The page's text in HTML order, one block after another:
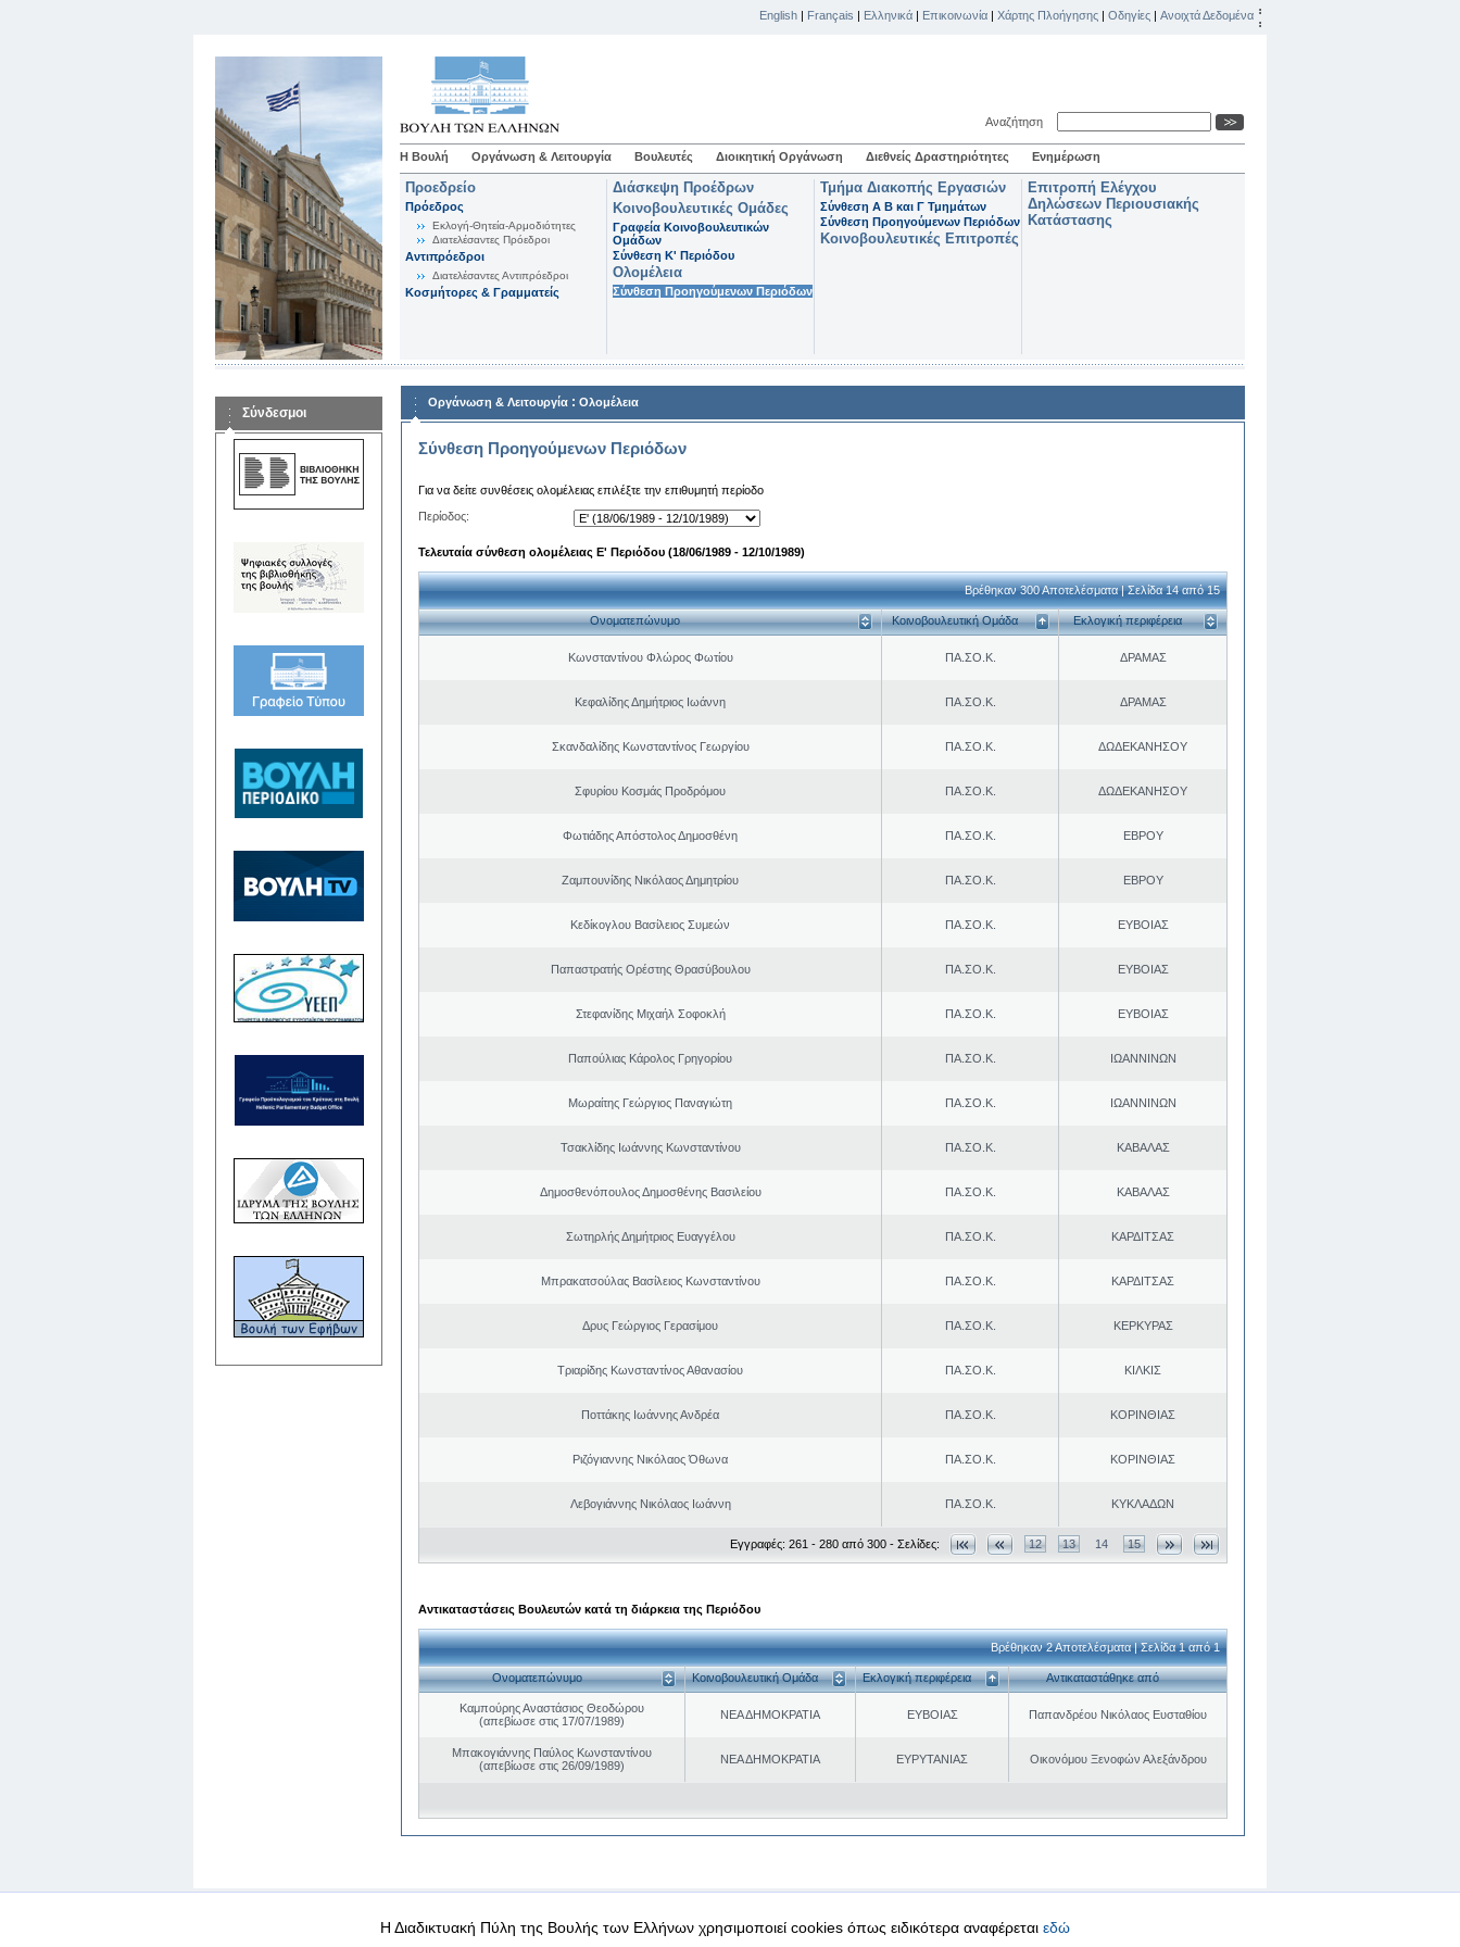
English | Français | Ελληνικά | Επικοινωνία | Χάρτης Πλοήγησης | Οδηγίες | Ανοιχτά Δεδομένα
Αναζήτηση
Η Βουλή Οργάνωση & Λειτουργία Βουλευτές Διοικητική Οργάνωση Διεθνείς Δραστηριότητες Ενημέρωση
Προεδρείο
Πρόεδρος
Εκλογή-Θητεία-Αρμοδιότητες
Διατελέσαντες Πρόεδροι
Αντιπρόεδροι
Διατελέσαντες Αντιπρόεδροι
Κοσμήτορες & Γραμματείς
Διάσκεψη Προέδρων
Κοινοβουλευτικές Ομάδες
Γραφεία Κοινοβουλευτικών
Ομάδων
Σύνθεση K' Περιόδου
Ολομέλεια
Σύνθεση Προηγούμενων Περιόδων
Τμήμα Διακοπής Εργασιών
Σύνθεση Α Β και Γ Τμημάτων
Σύνθεση Προηγούμενων Περιόδων
Κοινοβουλευτικές Επιτροπές
Επιτροπή Ελέγχου
Δηλώσεων Περιουσιακής
Κατάστασης
Σύνδεσμοι
Οργάνωση & Λειτουργία : Ολομέλεια
Σύνθεση Προηγούμενων Περιόδων
Για να δείτε συνθέσεις ολομέλειας επιλέξτε την επιθυμητή περίοδο
Περίοδος:
Τελευταία σύνθεση ολομέλειας Ε' Περιόδου (18/06/1989 - 12/10/1989)
Βρέθηκαν 300 Αποτελέσματα | Σελίδα 14 από 15
Ονοματεπώνυμο Κοινοβουλευτική Ομάδα Εκλογική περιφέρεια
Κωνσταντίνου Φλώρος Φωτίου ΠΑ.ΣΟ.Κ. ΔΡΑΜΑΣ
Κεφαλίδης Δημήτριος Ιωάννη ΠΑ.ΣΟ.Κ. ΔΡΑΜΑΣ
Σκανδαλίδης Κωνσταντίνος Γεωργίου ΠΑ.ΣΟ.Κ. ΔΩΔΕΚΑΝΗΣΟΥ
Σφυρίου Κοσμάς Προδρόμου ΠΑ.ΣΟ.Κ. ΔΩΔΕΚΑΝΗΣΟΥ
Φωτιάδης Απόστολος Δημοσθένη ΠΑ.ΣΟ.Κ. ΕΒΡΟΥ
Ζαμπουνίδης Νικόλαος Δημητρίου ΠΑ.ΣΟ.Κ. ΕΒΡΟΥ
Κεδίκογλου Βασίλειος Συμεών ΠΑ.ΣΟ.Κ. ΕΥΒΟΙΑΣ
Παπαστρατής Ορέστης Θρασύβουλου ΠΑ.ΣΟ.Κ. ΕΥΒΟΙΑΣ
Στεφανίδης Μιχαήλ Σοφοκλή ΠΑ.ΣΟ.Κ. ΕΥΒΟΙΑΣ
Παπούλιας Κάρολος Γρηγορίου ΠΑ.ΣΟ.Κ. ΙΩΑΝΝΙΝΩΝ
Μωραίτης Γεώργιος Παναγιώτη ΠΑ.ΣΟ.Κ. ΙΩΑΝΝΙΝΩΝ
Τσακλίδης Ιωάννης Κωνσταντίνου ΠΑ.ΣΟ.Κ. ΚΑΒΑΛΑΣ
Δημοσθενόπουλος Δημοσθένης Βασιλείου ΠΑ.ΣΟ.Κ. ΚΑΒΑΛΑΣ
Σωτηρλής Δημήτριος Ευαγγέλου ΠΑ.ΣΟ.Κ. ΚΑΡΔΙΤΣΑΣ
Μπρακατσούλας Βασίλειος Κωνσταντίνου ΠΑ.ΣΟ.Κ. ΚΑΡΔΙΤΣΑΣ
Δρυς Γεώργιος Γερασίμου ΠΑ.ΣΟ.Κ. ΚΕΡΚΥΡΑΣ
Τριαρίδης Κωνσταντίνος Αθανασίου ΠΑ.ΣΟ.Κ. ΚΙΛΚΙΣ
Ποττάκης Ιωάννης Ανδρέα ΠΑ.ΣΟ.Κ. ΚΟΡΙΝΘΙΑΣ
Ριζόγιαννης Νικόλαος Όθωνα ΠΑ.ΣΟ.Κ. ΚΟΡΙΝΘΙΑΣ
Λεβογιάννης Νικόλαος Ιωάννη ΠΑ.ΣΟ.Κ. ΚΥΚΛΑΔΩΝ
Εγγραφές: 261 - 280 από 300 - Σελίδες: 12 13 14 15
Αντικαταστάσεις Βουλευτών κατά τη διάρκεια της Περιόδου
Βρέθηκαν 2 Αποτελέσματα | Σελίδα 1 από 1
Ονοματεπώνυμο Κοινοβουλευτική Ομάδα Εκλογική περιφέρεια Αντικαταστάθηκε από
Καμπούρης Αναστάσιος Θεοδώρου
(απεβίωσε στις 17/07/1989)
ΝΕΑ ΔΗΜΟΚΡΑΤΙΑ ΕΥΒΟΙΑΣ Παπανδρέου Νικόλαος Ευσταθίου
Μπακογιάννης Παύλος Κωνσταντίνου
(απεβίωσε στις 26/09/1989)
ΝΕΑ ΔΗΜΟΚΡΑΤΙΑ ΕΥΡΥΤΑΝΙΑΣ Οικονόμου Ξενοφών Αλεξάνδρου
Όροι χρήσης Προσωπικά δεδομένα Ασφάλεια & Πρόσβαση
Η Διαδικτυακή Πύλη της Βουλής των Ελλήνων χρησιμοποιεί cookies όπως ειδικότερα αναφέρεται εδώ